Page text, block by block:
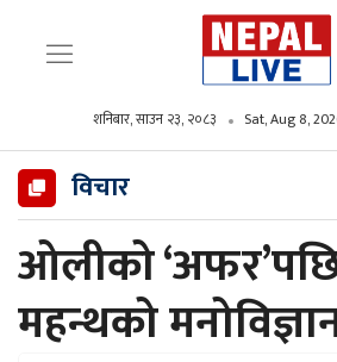
शनिबार, साउन २३, २०८३ Sat, Aug 8,
विचार
ओलीको
महन्थको